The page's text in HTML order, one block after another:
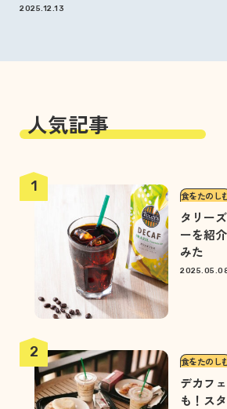
2025.12.13
人気記事
食をたのし
タリー
ーを紹
みた
食をたのし
デカフ
も！ス